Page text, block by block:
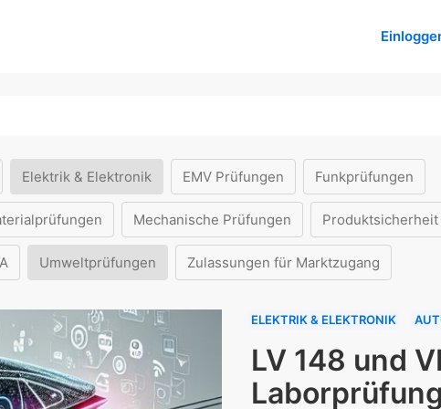
Elektrik & Elektronik EMV Prüfungen Funkprüfungen
Mechanische Prüfungen Produktsicherheit
Umweltprüfungen Zulassungen für Marktzugang
ELEKTRIK & ELEKTRONIK
LV 148 und
Laborprüfung